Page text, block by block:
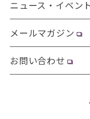
ニュース・イベント
メールマガジン
お問い合わせ